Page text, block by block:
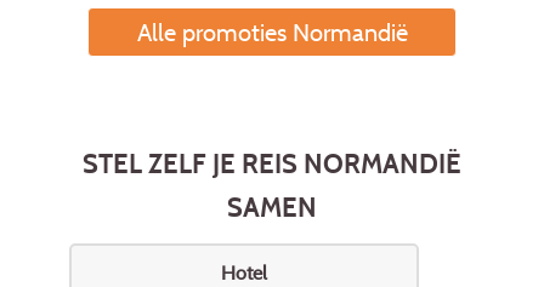
Alle promoties Normandië
STEL ZELF JE REIS NORMANDIË
SAMEN
Hotel